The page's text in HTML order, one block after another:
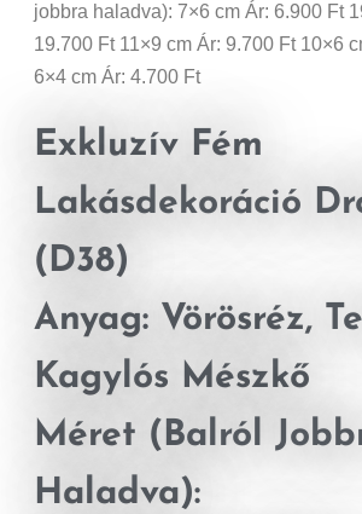
jobbra haladva): 7×6 cm Ár: 6.900 Ft
19.700 Ft 11×9 cm Ár: 9.700 Ft 10×6
6×4 cm Ár: 4.700 Ft
Exkluzív Fém
Lakásdekoráció
(D38)
Anyag: Vörösréz,
Kagylós Mészkő
Méret (balról
Haladva):